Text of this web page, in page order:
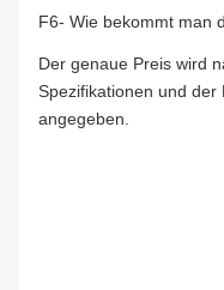
F6- Wie bekommt man
Der genaue Preis wird
Spezifikationen und
angegeben.